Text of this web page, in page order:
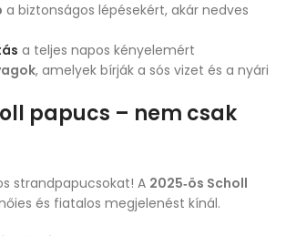
a biztonságos lépésekért, akár nedves
a teljes napos kényelemért
, amelyek bírják a sós vizet és a nyári
papucs – nem csak
strandpapucsokat! A 2025‑ös Scholl
és fiatalos megjelenést kínál.